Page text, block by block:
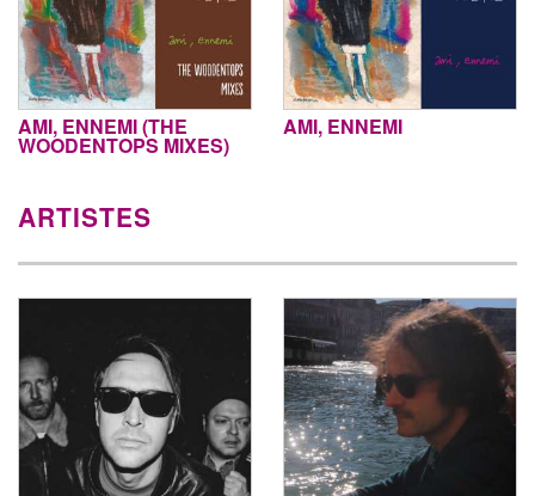
AMI, ENNEMI (THE
WOODENTOPS MIXES)
AMI, ENNEMI
ARTISTES